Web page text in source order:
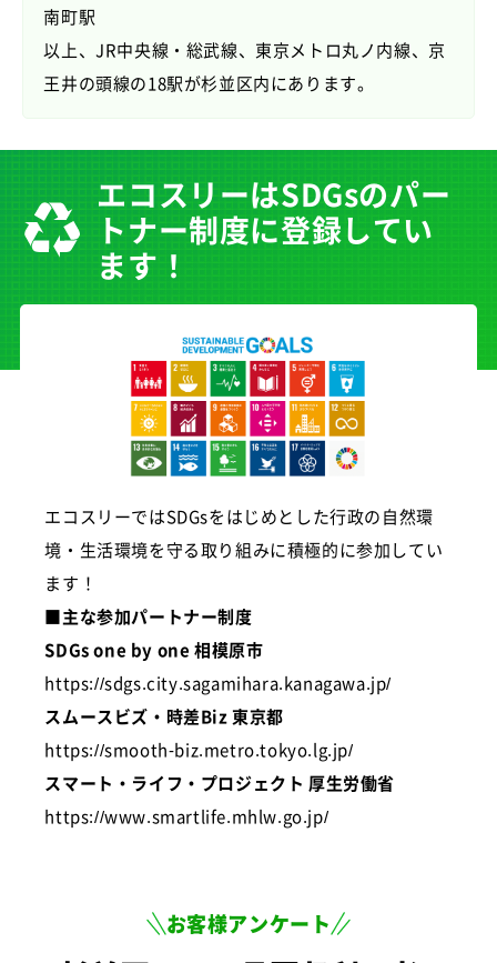
南町駅
以上、JR中央線・総武線、東京メトロ丸ノ内線、京
王井の頭線の18駅が杉並区内にあります。
エコスリーはSDGsのパー
トナー制度に登録してい
ます！
エコスリーではSDGsをはじめとした行政の自然環
境・生活環境を守る取り組みに積極的に参加してい
ます！
■主な参加パートナー制度
SDGs one by one 相模原市
https://sdgs.city.sagamihara.kanagawa.jp/
スムースビズ・時差Biz 東京都
https://smooth-biz.metro.tokyo.lg.jp/
スマート・ライフ・プロジェクト 厚生労働省
https://www.smartlife.mhlw.go.jp/
お客様アンケート